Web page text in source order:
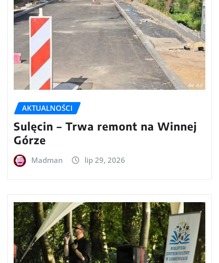
AKTUALNOŚCI
Sulęcin – Trwa remont na Winnej
Górze
Madman lip 29, 2026